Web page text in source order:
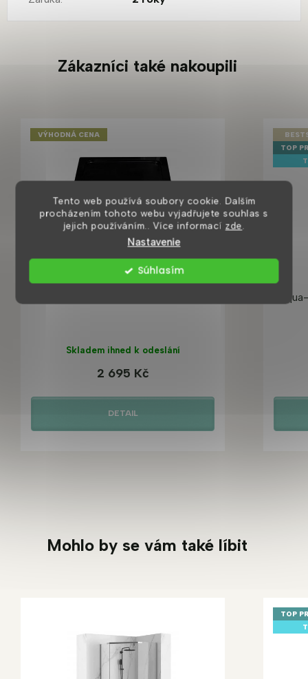
Tento web používá soubory cookie. Dalším
procházením tohoto webu vyjadřujete souhlas s
jejich používáním.. Více informací zde
Nastavenie
Súhlasím
Zákazníci také nakoupili
VÝHODNÁ CENA
Skladem ihned k odeslání
2 695 Kč
DETAIL
TOP
Mohlo by se vám také líbit
TOP